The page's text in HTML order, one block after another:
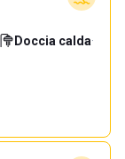
Doccia calda·